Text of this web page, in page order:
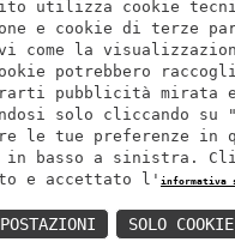
P.I. 03463990246
utilizza cookie
e cookie di terze
come la
potrebbero
pubblicità
solo cliccando
le tue preferenze in
in basso a sinistra.
e accettato l' informativa
SOLO